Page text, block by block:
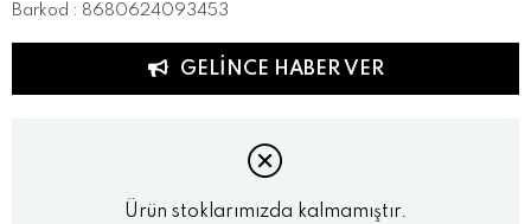
Barkod : 8680624093453
GELINCE HABER VER
Ürün stoklarımızda kalmamıştır.